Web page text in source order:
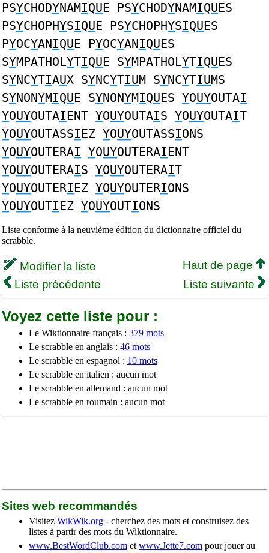
PSYCHODYNAMIQUE PSYCHODYNAMIQUES
PSYCHOPHYSIQUE PSYCHOPHYSIQUES
PYOCYANIQUE PYOCYANIQUES
SYMPATHOLYTIQUE SYMPATHOLYTIQUES
SYNCYTIAUX SYNCYTIUM SYNCYTIUMS
SYNONYMIQUE SYNONYMIQUES YOUYOUTAI
YOUYOUTAIENT YOUYOUTAIS YOUYOUTAIT
YOUYOUTASSIEZ YOUYOUTASSIONS
YOUYOUTERAI YOUYOUTERAIENT
YOUYOUTERAIS YOUYOUTERAIT
YOUYOUTERIEZ YOUYOUTERIONS
YOUYOUTIEZ YOUYOUTIONS
Liste conforme à la neuvième édition du dictionnaire officiel du
scrabble.
Modifier la liste
Haut de page
Liste précédente
Liste suivante
Voyez cette liste pour :
Le Wiktionnaire français : 379 mots
Le scrabble en anglais : 46 mots
Le scrabble en espagnol : 10 mots
Le scrabble en italien : aucun mot
Le scrabble en allemand : aucun mot
Le scrabble en roumain : aucun mot
Sites web recommandés
Visitez WikWik.org - cherchez des mots et construisez des
listes à partir des mots du Wiktionnaire.
www.BestWordClub.com et www.Jette7.com pour jouer au